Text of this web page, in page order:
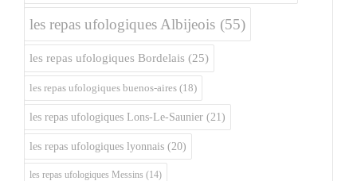
les repas ufologiques Albijeois (55)
les repas ufologiques Bordelais (25)
les repas ufologiques buenos-aires (18)
les repas ufologiques Lons-Le-Saunier (21)
les repas ufologiques lyonnais (20)
les repas ufologiques Messins (14)